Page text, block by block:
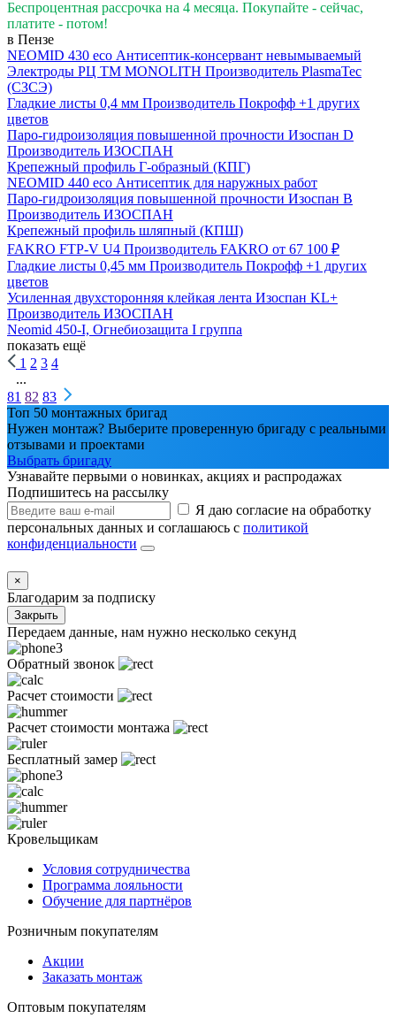
Беспроцентная рассрочка на 4 месяца. Покупайте - сейчас,
платите - потом!
в Пензе
NEOMID 430 eco Антисептик-консервант невымываемый
Электроды РЦ ТМ MONOLITH Производитель PlasmaTec
(СЗСЭ)
Гладкие листы 0,4 мм Производитель Покрофф +1 других
цветов
Паро-гидроизоляция повышенной прочности Изоспан D
Производитель ИЗОСПАН
Крепежный профиль Г-образный (КПГ)
NEOMID 440 eco Антисептик для наружных работ
Паро-гидроизоляция повышенной прочности Изоспан B
Производитель ИЗОСПАН
Крепежный профиль шляпный (КПШ)
FAKRO FTP-V U4 Производитель FAKRO от 67 100 ₽
Гладкие листы 0,45 мм Производитель Покрофф +1 других
цветов
Усиленная двухсторонняя клейкая лента Изоспан KL+
Производитель ИЗОСПАН
Neomid 450-I, Огнебиозащита I группа
показать ещё
1 2 3 4
...
81 82 83
Топ 50 монтажных бригад
Нужен монтаж? Выберите проверенную бригаду с реальными
отзывами и проектами
Выбрать бригаду
Узнавайте первыми о новинках, акциях и распродажах
Подпишитесь на рассылку
Я даю согласие на обработку
персональных данных и соглашаюсь с политикой
конфиденциальности
×
Благодарим за подписку
Закрыть
Передаем данные, нам нужно несколько секунд
Обратный звонок
Расчет стоимости
Расчет стоимости монтажа
Бесплатный замер
Кровельщикам
Условия сотрудничества
Программа лояльности
Обучение для партнёров
Розничным покупателям
Акции
Заказать монтаж
Оптовым покупателям